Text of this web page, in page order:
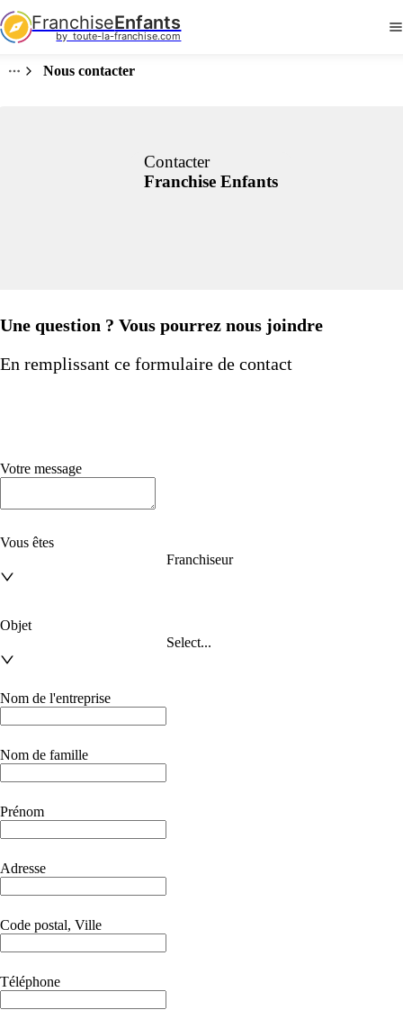
FranchiseEnfants
by  toute-la-franchise.com
Nous contacter
Contacter
Franchise Enfants
Une question ? Vous pourrez nous joindre
En remplissant ce formulaire de contact
Votre message
Vous êtes
Franchiseur
Objet
Select...
Nom de l'entreprise
Nom de famille
Prénom
Adresse
Code postal, Ville
Téléphone